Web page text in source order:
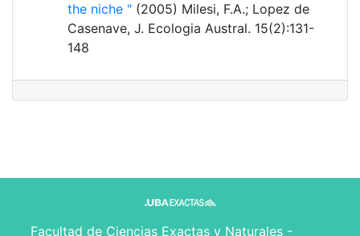
the niche " (2005) Milesi, F.A.; Lopez de
Casenave, J. Ecologia Austral. 15(2):131-
148
Facultad de Ciencias Exactas y Naturales -